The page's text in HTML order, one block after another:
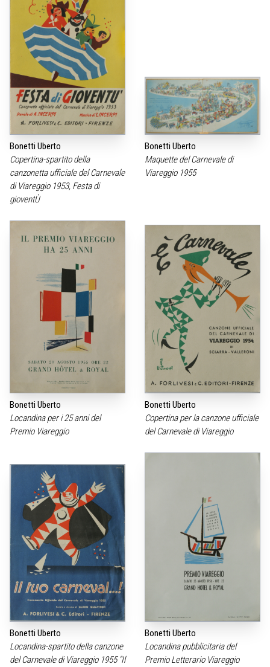
Bonetti Uberto
Copertina-spartito della
canzonetta ufficiale del Carnevale
di Viareggio 1953, Festa di
gioventÙ
Bonetti Uberto
Maquette del Carnevale di
Viareggio 1955
Bonetti Uberto
Locandina per i 25 anni del
Premio Viareggio
Bonetti Uberto
Copertina per la canzone ufficiale
del Carnevale di Viareggio
Bonetti Uberto
Locandina-spartito della canzone
del Carnevale di Viareggio 1955 "Il
Bonetti Uberto
Locandina pubblicitaria del
Premio Letterario Viareggio